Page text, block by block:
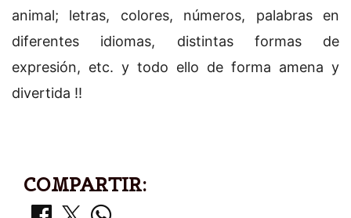
animal; letras, colores, números, palabras en
diferentes idiomas, distintas formas de
expresión, etc. y todo ello de forma amena y
divertida !!
COMPARTIR: